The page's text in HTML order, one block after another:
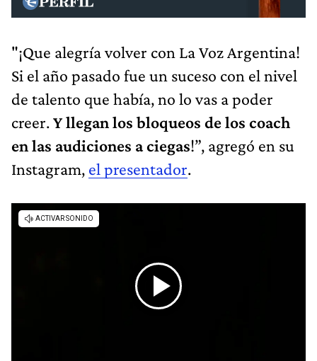
"¡Que alegría volver con La Voz Argentina!
Si el año pasado fue un suceso con el nivel
de talento que había, no lo vas a poder
creer.Y llegan los bloqueos de los coach
en las audiciones a ciegas!”, agregó en su
Instagram, el presentador.